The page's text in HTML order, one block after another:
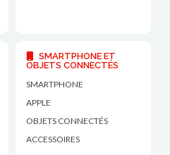
SMARTPHONE ET
OBJETS CONNECTÉS
SMARTPHONE
APPLE
OBJETS CONNECTÉS
ACCESSOIRES